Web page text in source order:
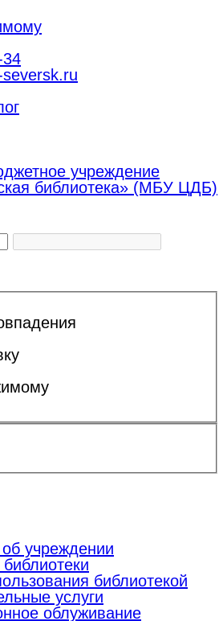
учреждение
библиотека» (МБУ ЦДБ)
учреждении
библиотекой
услуги
облуживание